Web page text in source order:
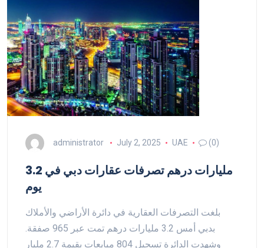
administrator July 2, 2025 UAE (0)
3.2 مليارات درهم تصرفات عقارات دبي في
يوم
بلغت التصرفات العقارية في دائرة الأراضي والأملاك
بدبي أمس 3.2 مليارات درهم تمت عبر 965 صفقة.
وشهدت الدائرة تسجيل 804 مبايعات بقيمة 2.7 مليار